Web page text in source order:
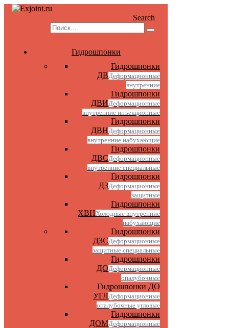
Search
Гидрошпонки
Гидрошпонки
ДВДеформационные
внутренние
Гидрошпонки
ДВИДеформационные
внутренние инъекционные
Гидрошпонки
ДВНДеформационные
внутренние набухающие
Гидрошпонки
ДВСДеформационные
внутренние специальные
Гидрошпонки
ДЗДеформационные
защитные
Гидрошпонки
ХВНХолодные внутренние
набухающие
Гидрошпонки
ДЗСДеформационные
защитные специальные
Гидрошпонки
ДОДеформационные
опалубочные
Гидрошпонки ДО
УГЛДеформационные
опалубочные угловые
Гидрошпонки
ДОМДеформационные